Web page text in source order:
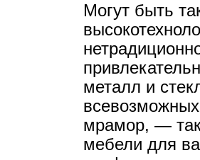
Могут быть
металл и
мрамор, —
мебели для